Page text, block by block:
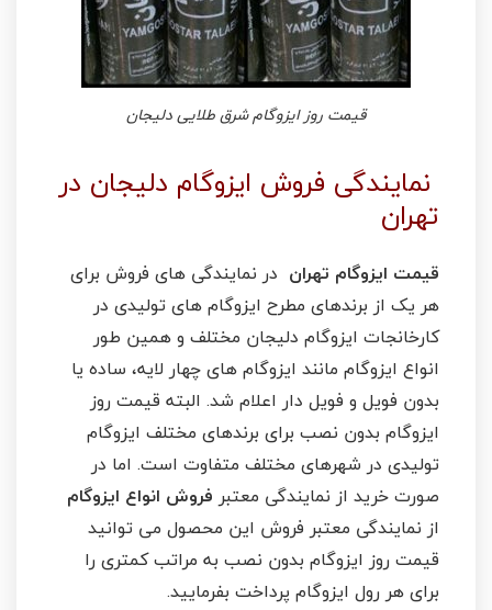
قیمت روز ایزوگام شرق طلایی دلیجان
نمایندگی فروش ایزوگام دلیجان در
تهران
قیمت ایزوگام تهران در نمایندگی های فروش برای
هر یک از برندهای مطرح ایزوگام های تولیدی در
کارخانجات ایزوگام دلیجان مختلف و همین طور
انواع ایزوگام مانند ایزوگام های چهار لایه، ساده یا
بدون فویل و فویل دار اعلام شد. البته قیمت روز
ایزوگام بدون نصب برای برندهای مختلف ایزوگام
تولیدی در شهرهای مختلف متفاوت است. اما در
صورت خرید از نمایندگی معتبر فروش انواع ایزوگام
از نمایندگی معتبر فروش این محصول می توانید
قیمت روز ایزوگام بدون نصب به مراتب کمتری را
برای هر رول ایزوگام پرداخت بفرمایید.